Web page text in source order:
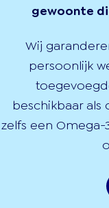
gewoonte
Wij
persoonlijk
beschikbaar als
zelfs een